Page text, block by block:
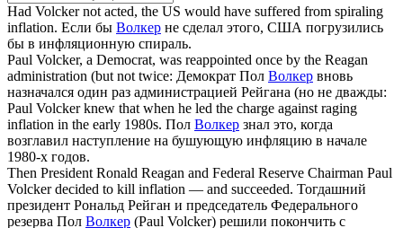
Had Volckernot acted, the US would have suffered from spiraling
inflation. Если бы Волкер не сделал этого, США погрузились
бы в инфляционную спираль.
Paul Volcker, a Democrat, was reappointed once by the Reagan
administration (but not twice: Демократ Пол Волкер вновь
назначался один раз администрацией Рейгана (но не дважды:
Paul Volckerknew that when he led the charge against raging
inflation in the early 1980s. Пол Волкер знал это, когда
возглавил наступление на бушующую инфляцию в начале
1980-х годов.
Then President Ronald Reagan and Federal Reserve Chairman Paul
Volckerdecided to kill inflation — and succeeded. Тогдашний
президент Рональд Рейган и председатель Федерального
резерва Пол Волкер (Paul Volcker) решили покончить с